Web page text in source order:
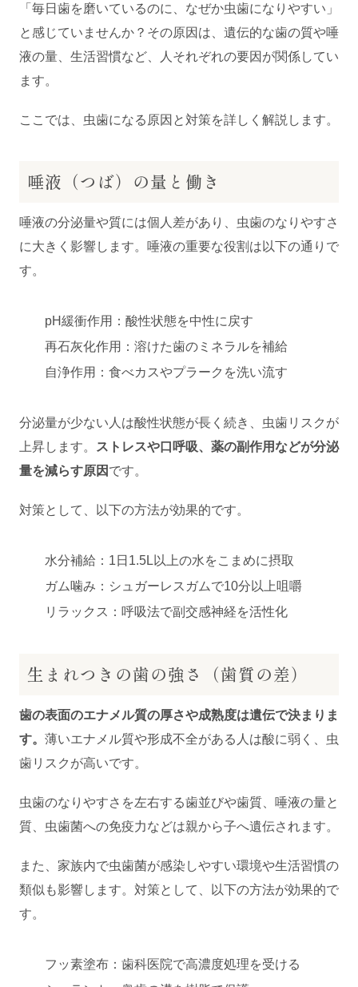
「毎日歯を磨いているのに、なぜか虫歯になりやすい」
と感じていませんか？その原因は、遺伝的な歯の質や唾
液の量、生活習慣など、人それぞれの要因が関係してい
ます。
ここでは、虫歯になる原因と対策を詳しく解説します。
唾液（つば）の量と働き
唾液の分泌量や質には個人差があり、虫歯のなりやすさ
に大きく影響します。唾液の重要な役割は以下の通りで
す。
pH緩衝作用：酸性状態を中性に戻す
再石灰化作用：溶けた歯のミネラルを補給
自浄作用：食べカスやプラークを洗い流す
分泌量が少ない人は酸性状態が長く続き、虫歯リスクが
上昇します。
ストレスや口呼吸、薬の副作用などが分泌
量を減らす原因 です。
対策として、以下の方法が効果的です。
水分補給：1日1.5L以上の水をこまめに摂取
ガム噛み：シュガーレスガムで10分以上咀嚼
リラックス：呼吸法で副交感神経を活性化
生まれつきの歯の強さ（歯質の差）
歯の表面のエナメル質の厚さや成熟度は遺伝で決まりま
す。 薄いエナメル質や形成不全がある人は酸に弱く、虫
歯リスクが高いです。
虫歯のなりやすさを左右する歯並びや歯質、唾液の量と
質、虫歯菌への免疫力などは親から子へ遺伝されます。
また、家族内で虫歯菌が感染しやすい環境や生活習慣の
類似も影響します。対策として、以下の方法が効果的で
す。
フッ素塗布：歯科医院で高濃度処理を受ける